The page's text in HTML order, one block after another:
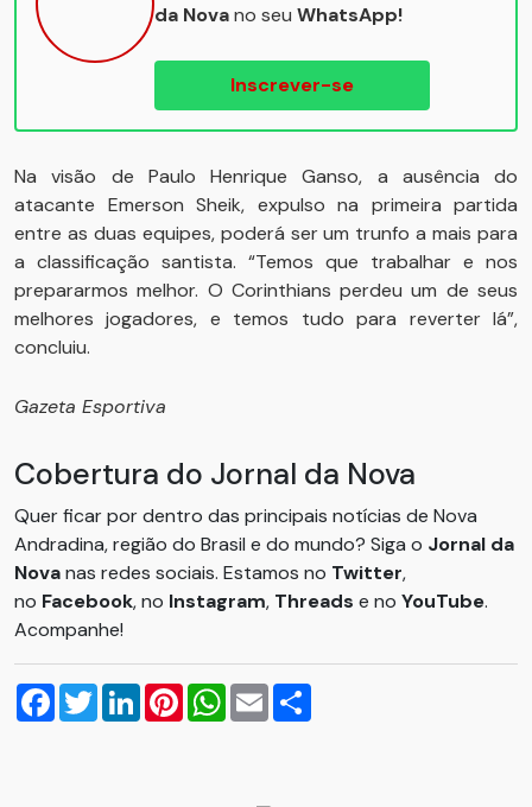
da Novano seu WhatsApp!
Inscrever-se
Na visão de Paulo Henrique Ganso, a ausência do
atacante Emerson Sheik, expulso na primeira partida
entre as duas equipes, poderá ser um trunfo a mais para
a classificação santista. “Temos que trabalhar e nos
prepararmos melhor. O Corinthians perdeu um de seus
melhores jogadores, e temos tudo para reverter lá”,
concluiu.
Gazeta Esportiva
Cobertura do Jornal da Nova
Quer ficar por dentro das principais notícias de Nova
Andradina, região do Brasil e do mundo? Siga o Jornal da
Novanas redes sociais. Estamos no Twitter,
no Facebook, no Instagram, Threads e no YouTube.
Acompanhe!
Facebook
TwitterLinkedInPinterestWhatsApp
Email